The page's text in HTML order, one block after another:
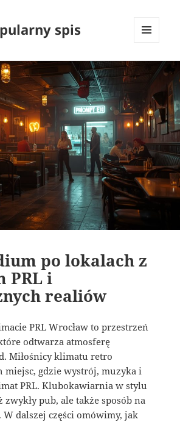
spis
WIDGETY
po lokalach z
PRL i
realiów
PRL Wrocław to przestrzeń
odtwarza atmosferę
Miłośnicy klimatu retro
miejsc, gdzie wystrój, muzyka i
PRL. Klubokawiarnia w stylu
zwykły pub, ale także sposób na
W dalszej części omówimy, jak